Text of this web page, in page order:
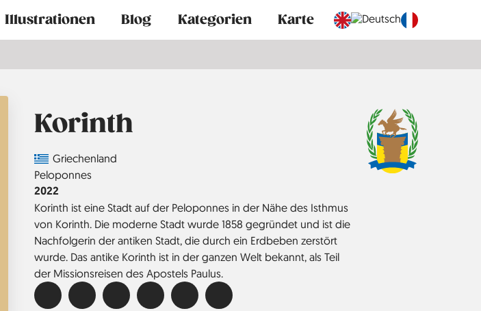
Main
navigation
Illustrationen Blog Kategorien Karte
Korinth
CountryGriechenland
Region
Peloponnes
Jahr
2022
Korinth ist eine Stadt auf der Peloponnes in der Nähe des Isthmus
von Korinth. Die moderne Stadt wurde 1858 gegründet und ist die
Nachfolgerin der antiken Stadt, die durch ein Erdbeben zerstört
wurde. Das antike Korinth ist in der ganzen Welt bekannt, als Teil
der Missions­reisen des Apostels Paulus.